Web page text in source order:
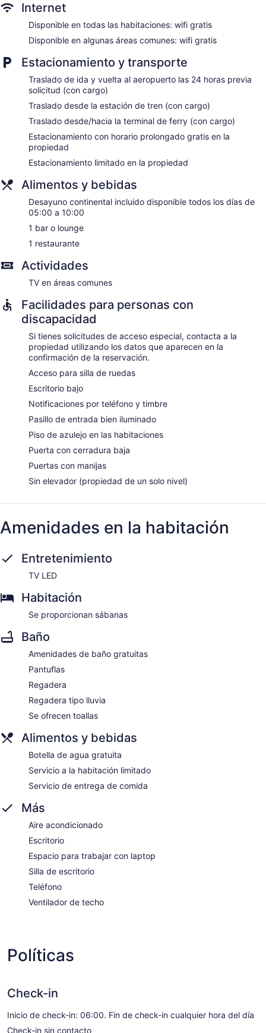
televisión LED. Los baños están equipados con regadera con
regadera tipo lluvia y amenidades de baño gratuitas.
Los huéspedes pueden navegar en línea gracias al acceso a
wifi gratis. Entre las comodidades especialmente pensadas
silla de escritorio y teléfono. Se proporciona servicio de
Internet
Disponible en todas las habitaciones: wifi gratis
Disponible en algunas áreas comunes: wifi gratis
Estacionamiento y transporte
Traslado de ida y vuelta al aeropuerto las 24 horas previa
solicitud (con cargo)
Traslado desde la estación de tren (con cargo)
Traslado desde/hacia la terminal de ferry (con cargo)
Estacionamiento con horario prolongado gratis en la
propiedad
Estacionamiento limitado en la propiedad
Alimentos y bebidas
Desayuno continental incluido disponible todos los días de
05:00 a 10:00
1 bar o lounge
1 restaurante
Actividades
TV en áreas comunes
Facilidades para personas con
discapacidad
Si tienes solicitudes de acceso especial, contacta a la
propiedad utilizando los datos que aparecen en la
confirmación de la reservación.
Acceso para silla de ruedas
Escritorio bajo
Notificaciones por teléfono y timbre
Pasillo de entrada bien iluminado
Piso de azulejo en las habitaciones
Puerta con cerradura baja
Puertas con manijas
Sin elevador (propiedad de un solo nivel)
Amenidades en la habitación
Entretenimiento
TV LED
Habitación
Se proporcionan sábanas
Baño
Amenidades de baño gratuitas
Pantuflas
Regadera
Regadera tipo lluvia
Se ofrecen toallas
Alimentos y bebidas
Botella de agua gratuita
Servicio a la habitación limitado
Servicio de entrega de comida
Más
Aire acondicionado
Escritorio
Espacio para trabajar con laptop
Silla de escritorio
Teléfono
Ventilador de techo
Políticas
Check-in
Inicio de check-in: 06:00. Fin de check-in cualquier hora del día
Check-in sin contacto